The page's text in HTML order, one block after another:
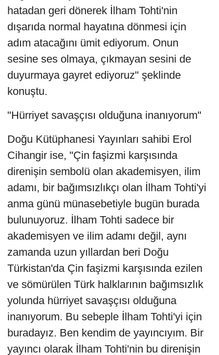
hatadan geri dönerek İlham Tohti'nin
dışarıda normal hayatına dönmesi için
adım atacağını ümit ediyorum. Onun
sesine ses olmaya, çıkmayan sesini de
duyurmaya gayret ediyoruz" şeklinde
konuştu.
"Hürriyet savaşçısı olduğuna inanıyorum"
Doğu Kütüphanesi Yayınları sahibi Erol
Cihangir ise, "Çin faşizmi karşısında
direnişin sembolü olan akademisyen, ilim
adamı, bir bağımsızlıkçı olan İlham Tohti'yi
anma günü münasebetiyle bugün burada
bulunuyoruz. İlham Tohti sadece bir
akademisyen ve ilim adamı değil, aynı
zamanda uzun yıllardan beri Doğu
Türkistan'da Çin faşizmi karşısında ezilen
ve sömürülen Türk halklarının bağımsızlık
yolunda hürriyet savaşçısı olduğuna
inanıyorum. Bu sebeple İlham Tohti'yi için
buradayız. Ben kendim de yayıncıyım. Bir
yayıncı olarak İlham Tohti'nin bu direnişin